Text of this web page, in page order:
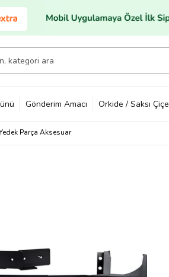
Gönderim Amacı Orkide / Saksı
Parça Aksesuar